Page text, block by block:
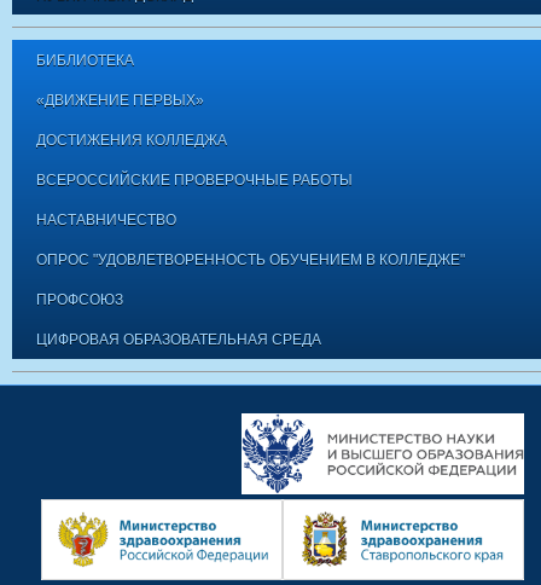
БИБЛИОТЕКА
«ДВИЖЕНИЕ ПЕРВЫХ»
ДОСТИЖЕНИЯ КОЛЛЕДЖА
ВСЕРОССИЙСКИЕ ПРОВЕРОЧНЫЕ РАБОТЫ
НАСТАВНИЧЕСТВО
ОПРОС "УДОВЛЕТВОРЕННОСТЬ ОБУЧЕНИЕМ В КОЛЛЕДЖЕ"
ПРОФСОЮЗ
ЦИФРОВАЯ ОБРАЗОВАТЕЛЬНАЯ СРЕДА